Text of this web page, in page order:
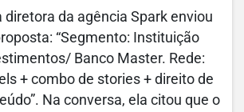
diretora da agência Spark enviou
“Segmento: Instituição
Banco Master. Rede:
+ combo de stories + direito de
Na conversa, ela citou que o